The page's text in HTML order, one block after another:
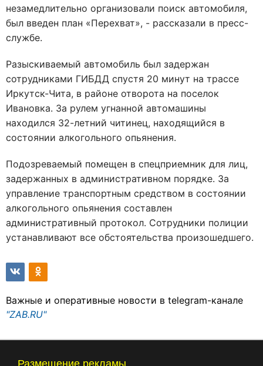
незамедлительно организовали поиск автомобиля,
был введен план «Перехват», - рассказали в пресс-
службе.
Разыскиваемый автомобиль был задержан
сотрудниками ГИБДД спустя 20 минут на трассе
Иркутск-Чита, в районе отворота на поселок
Ивановка. За рулем угнанной автомашины
находился 32-летний читинец, находящийся в
состоянии алкогольного опьянения.
Подозреваемый помещен в спецприемник для лиц,
задержанных в административном порядке. За
управление транспортным средством в состоянии
алкогольного опьянения составлен
административный протокол. Сотрудники полиции
устанавливают все обстоятельства произошедшего.
Важные и оперативные новости в telegram-канале
"ZAB.RU"
Размещение рекламы